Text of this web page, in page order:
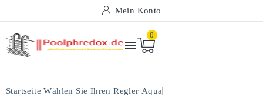
Mein Konto

0
Startseite Wählen Sie Ihren Regler Aqua